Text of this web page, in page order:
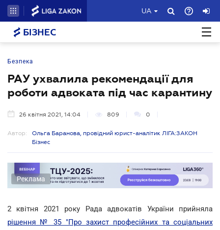
UA
БІЗНЕС
Безпека
РАУ ухвалила рекомендації для
роботи адвоката під час карантину
26 квітня 2021, 14:04 809 0
Автор:
Ольга Баранова, провідний юрист-аналітик ЛІГА:ЗАКОН
Бізнес
Реклама
2 квітня 2021 року Рада адвокатів України прийняла
рішення № 35 "Про захист професійних та соціальних